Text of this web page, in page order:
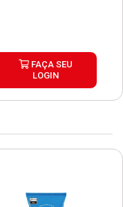
FAÇA SEU
LOGIN